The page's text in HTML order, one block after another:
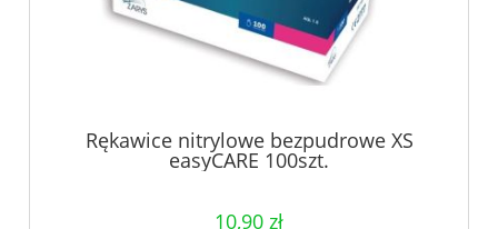
Rękawice nitrylowe bezpudrowe XS
easyCARE 100szt.
10,90 zł